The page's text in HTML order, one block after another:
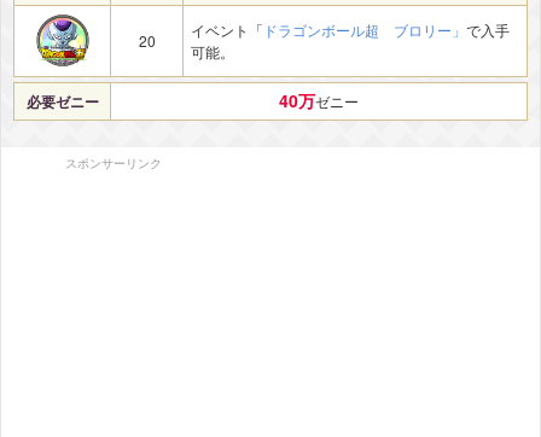
20
イベント「 ドラゴンボール超 ブロリー」 で入手
可能。
必要ゼニー 40万ゼニー
スポンサーリンク